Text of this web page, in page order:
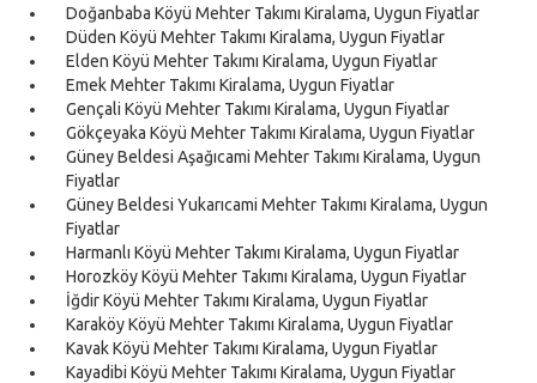
Doğanbaba Köyü Mehter Takımı Kiralama, Uygun Fiyatlar
Düden Köyü Mehter Takımı Kiralama, Uygun Fiyatlar
Elden Köyü Mehter Takımı Kiralama, Uygun Fiyatlar
Emek Mehter Takımı Kiralama, Uygun Fiyatlar
Gençali Köyü Mehter Takımı Kiralama, Uygun Fiyatlar
Gökçeyaka Köyü Mehter Takımı Kiralama, Uygun Fiyatlar
Güney Beldesi Aşağıcami Mehter Takımı Kiralama, Uygun
Fiyatlar
Güney Beldesi Yukarıcami Mehter Takımı Kiralama, Uygun
Fiyatlar
Harmanlı Köyü Mehter Takımı Kiralama, Uygun Fiyatlar
Horozköy Köyü Mehter Takımı Kiralama, Uygun Fiyatlar
İğdir Köyü Mehter Takımı Kiralama, Uygun Fiyatlar
Karaköy Köyü Mehter Takımı Kiralama, Uygun Fiyatlar
Kavak Köyü Mehter Takımı Kiralama, Uygun Fiyatlar
Kayadibi Köyü Mehter Takımı Kiralama, Uygun Fiyatlar